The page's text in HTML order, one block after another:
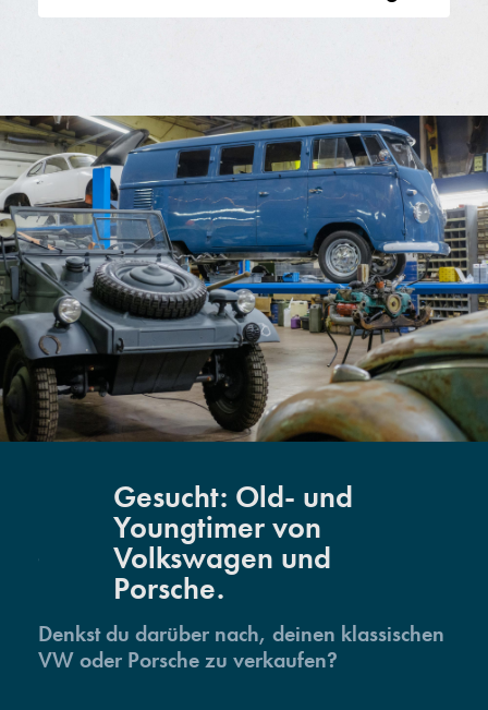
Gesucht: Old- und
Youngtimer von
Volkswagen und
Porsche.
Denkst du darüber nach, deinen klassischen
VW oder Porsche zu verkaufen?